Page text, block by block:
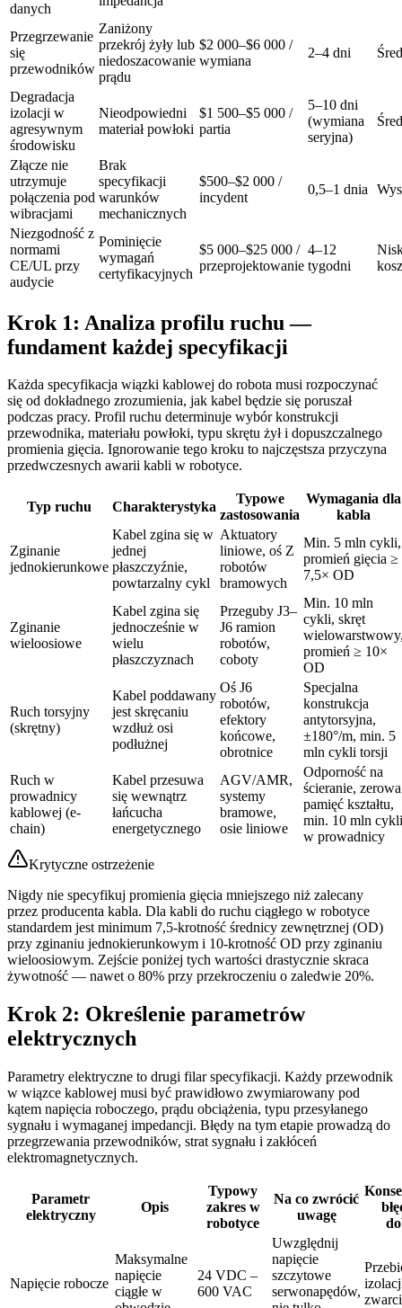
danych
Przegrzewanie
się
przewodników
Zaniżony
przekrój żyły lub
niedoszacowanie
prądu
$2 000–$6 000 /
wymiana
2–4 dni
Degradacja
izolacji w
agresywnym
środowisku
Nieodpowiedni
materiał powłoki
$1 500–$5 000 /
partia
5–10 dni
(wymiana
seryjna)
Złącze nie
utrzymuje
połączenia pod
wibracjami
Brak
specyfikacji
warunków
mechanicznych
$500–$2 000 /
incydent
0,5–1 dnia
Niezgodność z
normami
CE/UL przy
audycie
Pominięcie
wymagań
certyfikacyjnych
$5 000–$25 000 /
przeprojektowanie
4–12
tygodni
Krok 1: Analiza profilu ruchu —
fundament każdej specyfikacji
Każda specyfikacja wiązki kablowej do robota musi rozpoczynać
się od dokładnego zrozumienia, jak kabel będzie się poruszał
podczas pracy. Profil ruchu determinuje wybór konstrukcji
przewodnika, materiału powłoki, typu skrętu żył i dopuszczalnego
promienia gięcia. Ignorowanie tego kroku to najczęstsza przyczyna
przedwczesnych awarii kabli w robotyce.
Typ ruchu Charakterystyka
Typowe
zastosowania
Wymagania dla
kabla
Zginanie
jednokierunkowe
Kabel zgina się w
jednej
płaszczyźnie,
powtarzalny cykl
Aktuatory
liniowe, oś Z
robotów
bramowych
Min. 5 mln cykli,
promień gięcia ≥
7,5× OD
Zginanie
wieloosiowe
Kabel zgina się
jednocześnie w
wielu
płaszczyznach
Przeguby J3–
J6 ramion
robotów,
coboty
Min. 10 mln
cykli, skręt
promień ≥ 10×
OD
Ruch torsyjny
(skrętny)
Kabel poddawany
jest skręcaniu
wzdłuż osi
podłużnej
Oś J6
robotów,
efektory
końcowe,
obrotnice
Specjalna
konstrukcja
antytorsyjna,
±180°/m, min. 5
mln cykli torsji
Ruch w
prowadnicy
kablowej (e-
chain)
Kabel przesuwa
się wewnątrz
łańcucha
energetycznego
AGV/AMR,
systemy
bramowe,
osie liniowe
Odporność na
ścieranie, zerowa
pamięć kształtu,
min. 10 mln cykli
w prowadnicy
Krytyczne ostrzeżenie
Nigdy nie specyfikuj promienia gięcia mniejszego niż zalecany
przez producenta kabla. Dla kabli do ruchu ciągłego w robotyce
standardem jest minimum 7,5-krotność średnicy zewnętrznej (OD)
przy zginaniu jednokierunkowym i 10-krotność OD przy zginaniu
wieloosiowym. Zejście poniżej tych wartości drastycznie skraca
żywotność — nawet o 80% przy przekroczeniu o zaledwie 20%.
Krok 2: Określenie parametrów
elektrycznych
Parametry elektryczne to drugi filar specyfikacji. Każdy przewodnik
w wiązce kablowej musi być prawidłowo zwymiarowany pod
kątem napięcia roboczego, prądu obciążenia, typu przesyłanego
sygnału i wymaganej impedancji. Błędy na tym etapie prowadzą do
przegrzewania przewodników, strat sygnału i zakłóceń
elektromagnetycznych.
Parametr
elektryczny
Opis
Typowy
zakres w
robotyce
Na co zwrócić
uwagę
Napięcie robocze
Maksymalne
napięcie
ciągłe w
24 VDC –
600 VAC
Uwzględnij
napięcie
szczytowe
serwonapędów,